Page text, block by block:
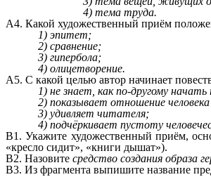
4) тема труда.
А4. Какой художественный приём
1) эпитет;
2) сравнение;
3) гипербола;
4) олицетворение.
А5. С какой целью автор начинает
1) не знает, как по-другому начать
2) показывает отношение
3) удивляет читателя;
4) подчёркивает пустоту
В1. Укажите художественный приём,
«кресло сидит», «книги дышат»).
В2. Назовите средство создания образа
В3. Из фрагмента выпишите название